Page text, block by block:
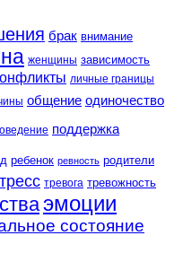
брак внимание
женщины зависимость
личные границы
общение одиночество
поддержка
ребенок ревность родители
тревога тревожность
эмоции
состояние